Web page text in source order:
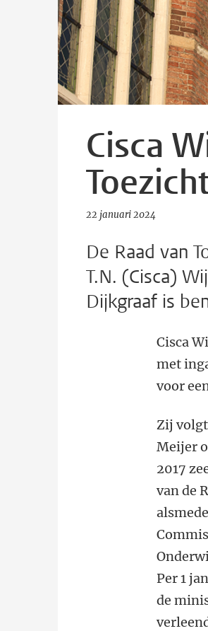
Cisca
22 januari 2024
De Raad van
T.N. (Cisca)
Dijkgraaf is
Cisca
met
voor
Zij
Meijer
2017
van de
Per 1
de